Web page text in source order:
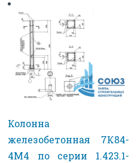
Колонна
железобетонная 7К84-
4М4 по серии 1.423.1-